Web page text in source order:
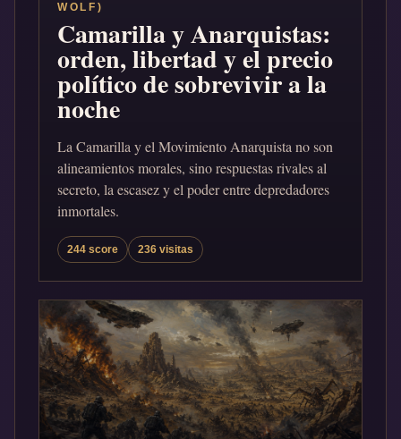
WOLF)
Camarilla y Anarquistas:
orden, libertad y el precio
político de sobrevivir a la
noche
La Camarilla y el Movimiento Anarquista no son
alineamientos morales, sino respuestas rivales al
secreto, la escasez y el poder entre depredadores
inmortales.
244 score 236 visitas